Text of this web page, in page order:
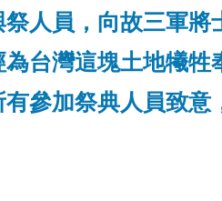
人員，向故三軍將
台灣這塊土地犧牲
參加祭典人員致意